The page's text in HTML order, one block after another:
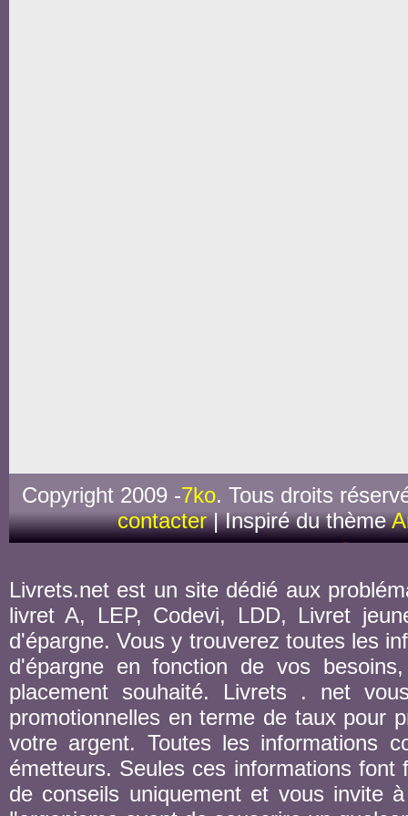
Copyright 2009 -7ko. Tous droits
contacter| Inspiré du thème
Livrets.net est un site dédié aux
livret A, LEP, Codevi, LDD, Livret
d'épargne. Vous y trouverez toutes les
d'épargne en fonction de vos
placement souhaité. Livrets . net
promotionnelles en terme de taux pour
votre argent. Toutes les informations
émetteurs. Seules ces informations
de conseils uniquement et vous invite